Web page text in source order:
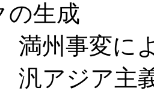
の生成
変による
ア主義者